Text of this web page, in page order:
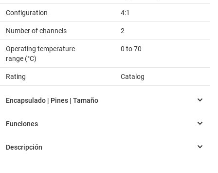
Configuration 4:1
Number of channels 2
Operating temperature
range (°C)
0 to 70
Rating Catalog